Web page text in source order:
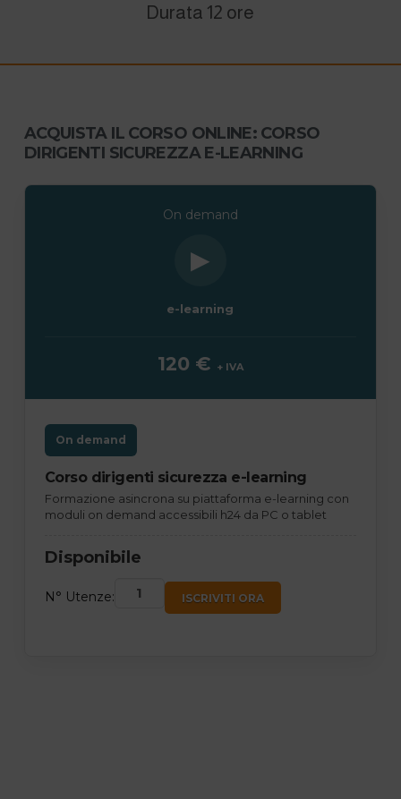
Durata 12 ore
ACQUISTA IL CORSO ONLINE: CORSO
DIRIGENTI SICUREZZA E-LEARNING
On demand
▶
e-learning
120 € + IVA
On demand
Corso dirigenti sicurezza e-learning
Formazione asincrona su piattaforma e-learning con
moduli on demand accessibili h24 da PC o tablet
Disponibile
N° Utenze: ISCRIVITI ORA